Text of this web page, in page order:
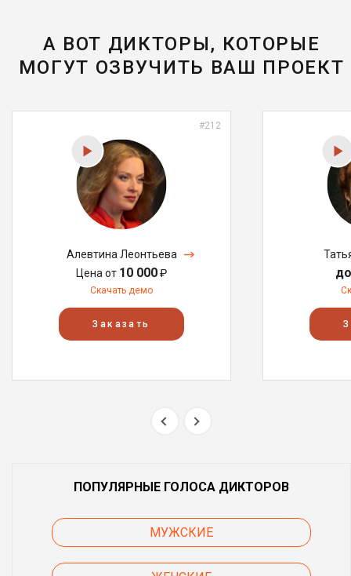
А ВОТ ДИКТОРЫ, КОТОРЫЕ
МОГУТ ОЗВУЧИТЬ ВАШ ПРОЕКТ
#212
Алевтина Леонтьева
Цена от 10 000₽
Скачать демо
Заказать
ПОПУЛЯРНЫЕ ГОЛОСА ДИКТОРОВ
МУЖСКИЕ